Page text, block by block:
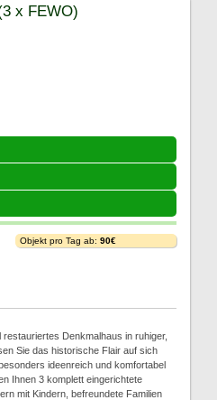
x FEWO)
Objekt pro Tag ab: 90€
Denkmalhaus in ruhiger,
Sie das historische Flair auf sich
ideenreich und komfortabel
Ihnen 3 komplett eingerichtete
mit Kindern, befreundete Familien